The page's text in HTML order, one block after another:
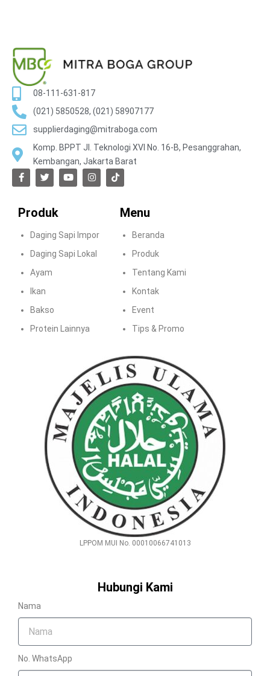
08-111-631-817
(021) 5850528, (021) 58907177
supplierdaging@mitraboga.com
Komp. BPPT Jl. Teknologi XVI No. 16-B, Pesanggrahan,
Kembangan, Jakarta Barat
Produk
Daging Sapi Impor
Daging Sapi Lokal
Ayam
Ikan
Bakso
Protein Lainnya
Menu
Beranda
Produk
Tentang Kami
Kontak
Event
Tips & Promo
LPPOM MUI No. 00010066741013
Hubungi Kami
Nama
No. WhatsApp